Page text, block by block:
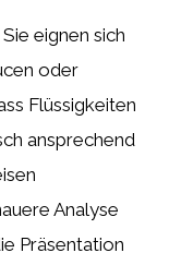
eignen sich
oder
Flüssigkeiten
ansprechend
Analyse
Präsentation